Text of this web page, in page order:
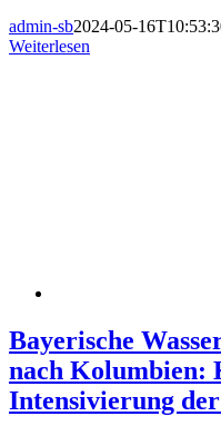
admin-sb2024-05-
Weiterlesen
Bayerische
nach Kolumbien:
Intensivierung